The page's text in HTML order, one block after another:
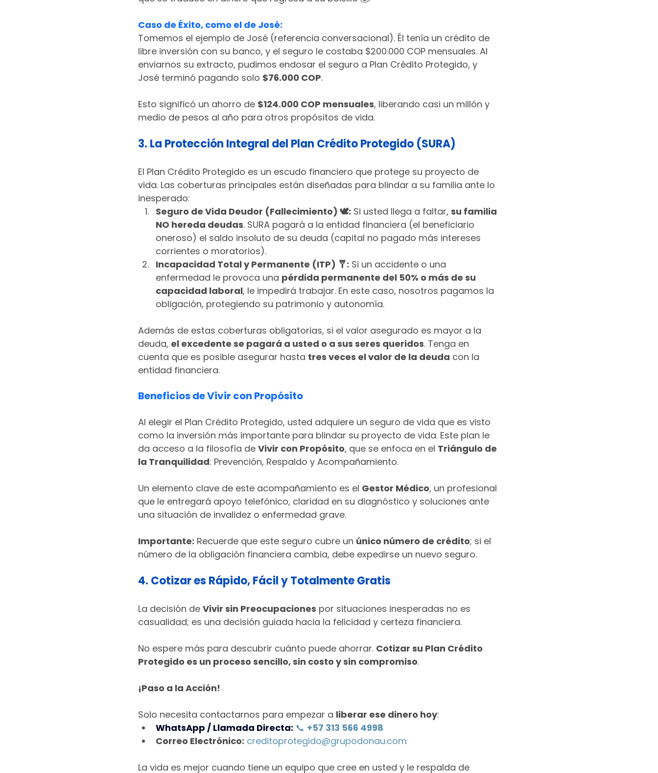
Caso de Éxito, como el de José:
Tomemos el ejemplo de José (referencia conversacional). Él tenía un crédito de
libre inversión con su banco, y el seguro le costaba $200.000 COP mensuales. Al
enviarnos su extracto, pudimos endosar el seguro a Plan Crédito Protegido, y
José terminó pagando solo $76.000 COP.
Esto significó un ahorro de $124.000 COP mensuales, liberando casi un millón y
medio de pesos al año para otros propósitos de vida.
3. La Protección Integral del Plan Crédito Protegido (SURA)
El Plan Crédito Protegido es un escudo financiero que protege su proyecto de
vida. Las coberturas principales están diseñadas para blindar a su familia ante lo
inesperado:
Seguro de Vida Deudor (Fallecimiento) 🕊️: Si usted llega a faltar, su familia
NO hereda deudas. SURA pagará a la entidad financiera (el beneficiario
oneroso) el saldo insoluto de su deuda (capital no pagado más intereses
corrientes o moratorios).
Incapacidad Total y Permanente (ITP) 🩼: Si un accidente o una
enfermedad le provoca una pérdida permanente del 50% o más de su
capacidad laboral, le impedirá trabajar. En este caso, nosotros pagamos la
obligación, protegiendo su patrimonio y autonomía.
Además de estas coberturas obligatorias, si el valor asegurado es mayor a la
deuda, el excedente se pagará a usted o a sus seres queridos. Tenga en
cuenta que es posible asegurar hasta tres veces el valor de la deuda con la
entidad financiera.
Beneficios de Vivir con Propósito
Al elegir el Plan Crédito Protegido, usted adquiere un seguro de vida que es visto
como la inversión más importante para blindar su proyecto de vida. Este plan le
da acceso a la filosofía de Vivir con Propósito, que se enfoca en el Triángulo de
la Tranquilidad: Prevención, Respaldo y Acompañamiento.
Un elemento clave de este acompañamiento es el Gestor Médico, un profesional
que le entregará apoyo telefónico, claridad en su diagnóstico y soluciones ante
una situación de invalidez o enfermedad grave.
Importante: Recuerde que este seguro cubre un único número de crédito; si el
número de la obligación financiera cambia, debe expedirse un nuevo seguro.
4. Cotizar es Rápido, Fácil y Totalmente Gratis
La decisión de Vivir sin Preocupaciones por situaciones inesperadas no es
casualidad; es una decisión guiada hacia la felicidad y certeza financiera.
No espere más para descubrir cuánto puede ahorrar. Cotizar su Plan Crédito
Protegido es un proceso sencillo, sin costo y sin compromiso.
¡Paso a la Acción!
Solo necesita contactarnos para empezar a liberar ese dinero hoy:
WhatsApp / Llamada Directa: 📞 ‪+57 313 566 4998‬‬
Correo Electrónico: creditoprotegido@grupodonau.com
La vida es mejor cuando tiene un equipo que cree en usted y le respalda de